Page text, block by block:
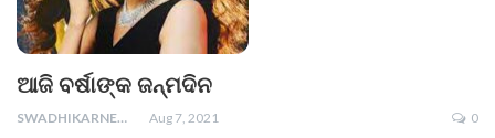
ଆଜି ବର୍ଷାଙ୍କ ଜନ୍ମଦିନ
SWADHIKARNEWS Aug 7, 2021 0